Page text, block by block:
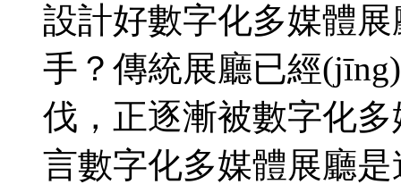
設計好數字化多媒體
手？傳統展廳已經
伐，正逐漸被數字化
言數字化多媒體展廳